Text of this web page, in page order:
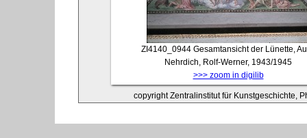
ZI4140_0944 Gesamtansicht der Lünette,
Nehrdich, Rolf-Werner, 1943/1945
>>> zoom in digilib
copyright Zentralinstitut für Kunstgeschichte,